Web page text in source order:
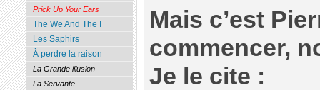
Mais c’est
commencer,
Je le cite :
Prick Up Your Ears
The We And The I
Les Saphirs
À perdre la raison
La Grande illusion
La Servante